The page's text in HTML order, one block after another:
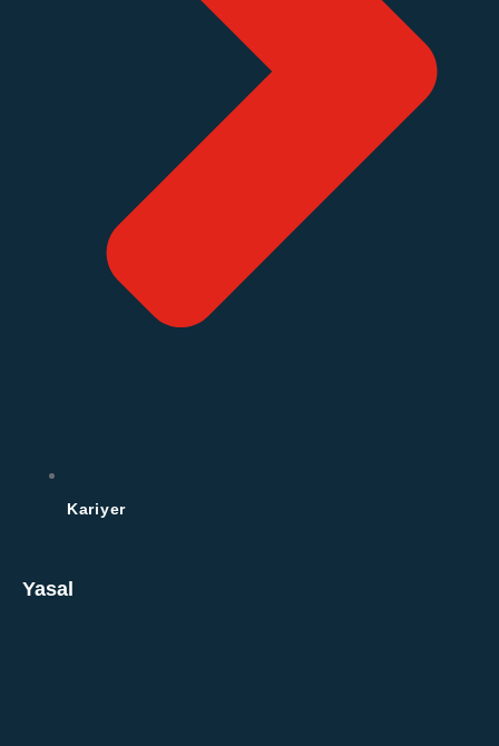
Kariyer
Yasal